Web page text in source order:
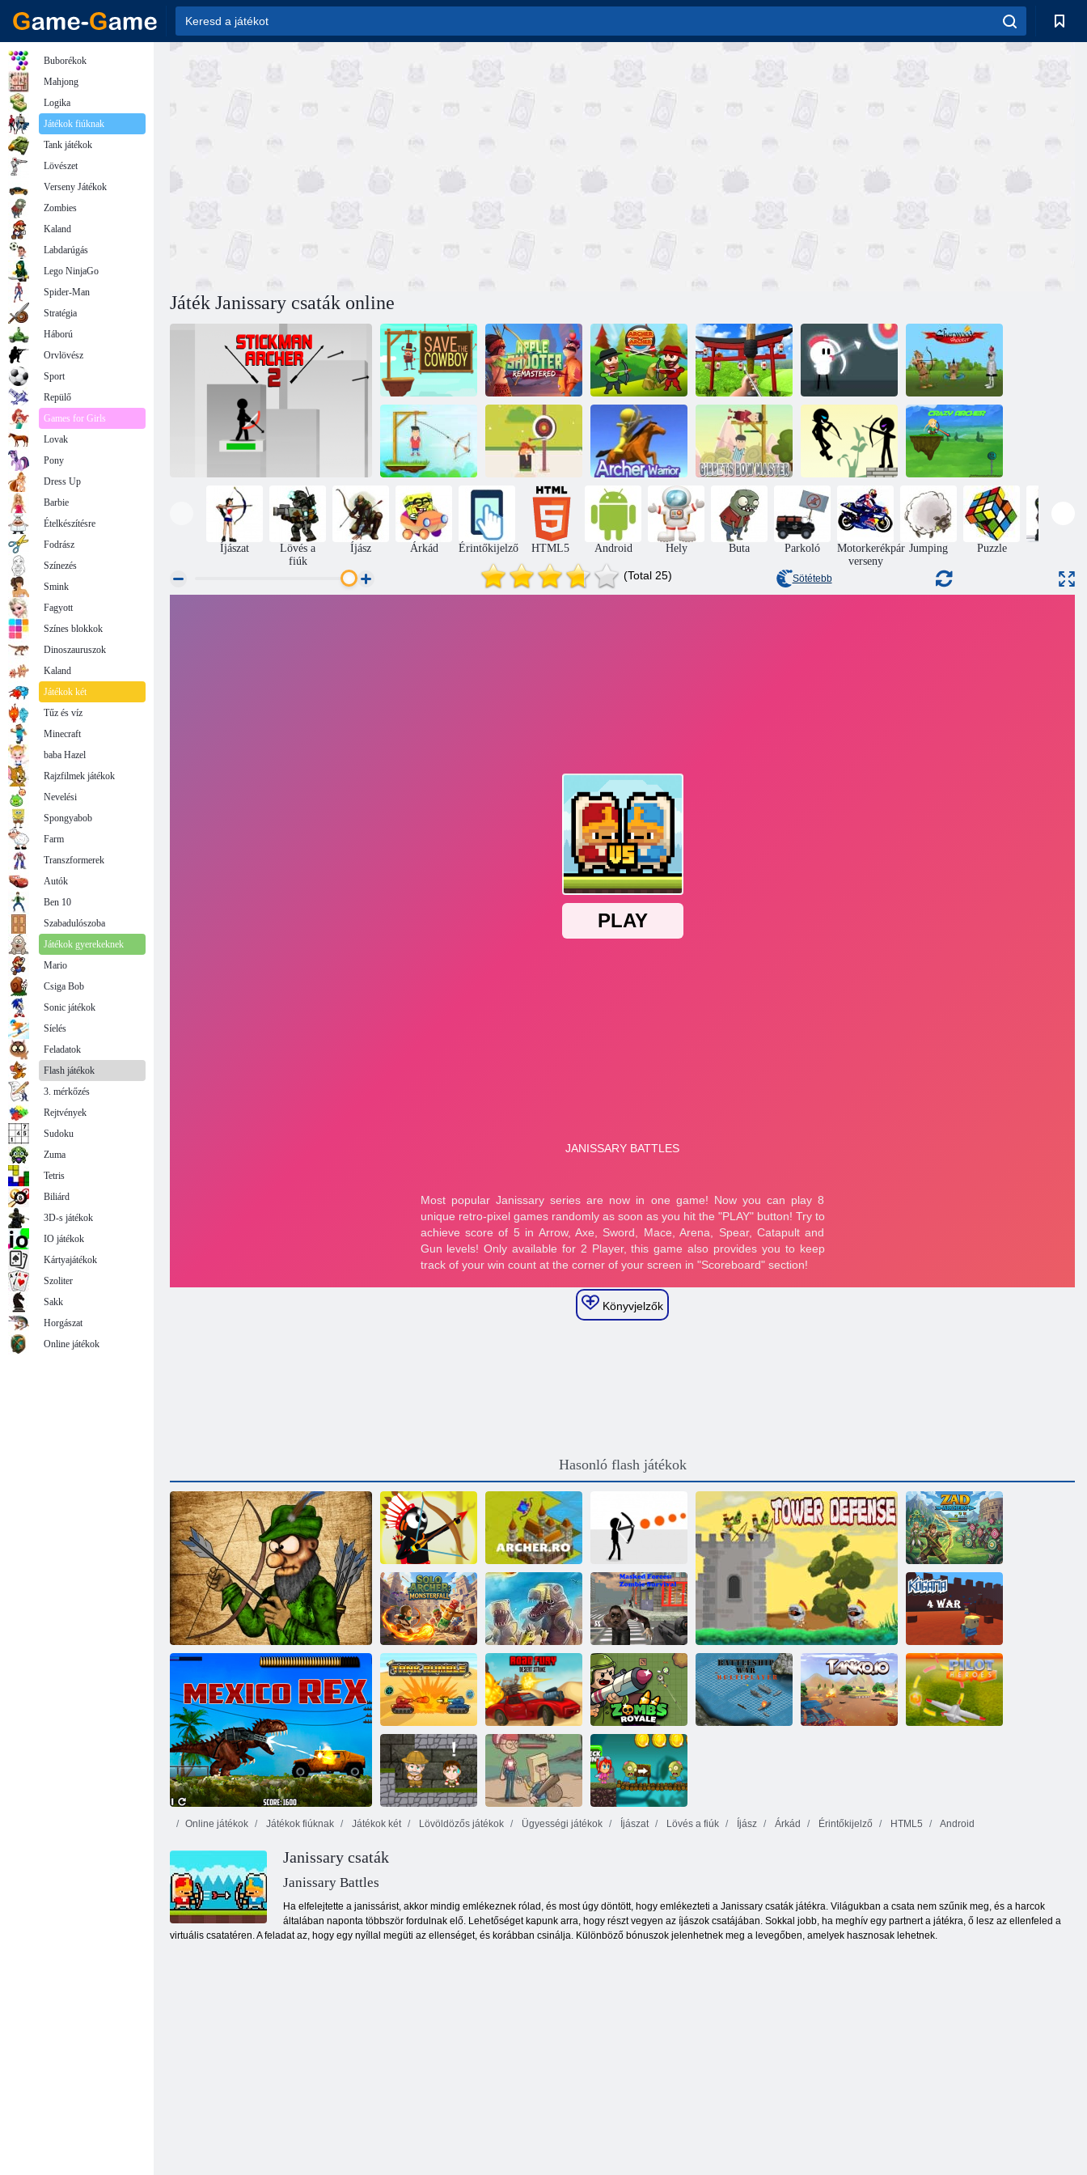
Játék Janissary csaták online
A Cowboy
mentése
Az Apple
Shooter
remastered
Íjász vs Archer Íjászat Clash Fehér íjász
Sherwood
Archer úr Kis íjász Íjász harcos Gibbets íjmester
Stickman Archer
Őrült Archer
Íjászat
Lövés a
fiúk
Íjász Árkád Érintőkijelző HTML5 Android Hely Buta Parkoló
Motorkerékpár
verseny
Jumping Puzzle
(Total 25) Sötétebb
Könyvjelzők
Hasonló flash játékok
HOBIN ROOD
Stickman Hunter Íjász. ro
Kerülje el a
halált
Zad íjászat
Egyéni íjász:
Monsterfall
D-Day: Rush -
Tower Defense
Álarcos erők:
zombi túlélés
Kogama: 4
háború
Tank Dübörgés
A düh útja
sivatagi sztrájk
Zsákok Royale.
io
Online játékok Játékok fiúknak Játékok két Lövöldözős játékok Ügyességi játékok Íjászat Lövés a fiúk Íjász Árkád Érintőkijelző HTML5 Android
Janissary csaták
Janissary Battles
Ha elfelejtette a janissárist, akkor mindig emlékeznek rólad, és most úgy döntött, hogy emlékezteti a Janissary csaták játékra. Világukban a csata nem szűnik meg, és a harcok
általában naponta többször fordulnak elő. Lehetőséget kapunk arra, hogy részt vegyen az íjászok csatájában. Sokkal jobb, ha meghív egy partnert a játékra, ő lesz az ellenfeled a
virtuális csatatéren. A feladat az, hogy egy nyíllal megüti az ellenséget, és korábban csinálja. Különböző bónuszok jelenhetnek meg a levegőben, amelyek hasznosak lehetnek.
Buborékok
Mahjong
Logika
Játékok fiúknak
Tank játékok
Lövészet
Verseny Játékok
Zombies
Kaland
Labdarúgás
Lego NinjaGo
Spider-Man
Stratégia
Háború
Orvlövész
Sport
Repülő
Games for Girls
Lovak
Pony
Dress Up
Barbie
Ételkészítésre
Fodrász
Színezés
Smink
Fagyott
Színes blokkok
Dinoszauruszok
Kaland
Játékok két
Tűz és víz
Minecraft
baba Hazel
Rajzfilmek játékok
Nevelési
Spongyabob
Farm
Transzformerek
Autók
Ben 10
Szabadulószoba
Játékok gyerekeknek
Mario
Csiga Bob
Sonic játékok
Síelés
Feladatok
Flash játékok
3. mérkőzés
Rejtvények
Sudoku
Zuma
Tetris
Biliárd
3D-s játékok
IO játékok
Kártyajátékok
Szoliter
Sakk
Horgászat
Online játékok